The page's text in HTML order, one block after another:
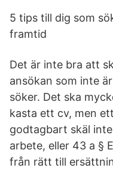
5 tips till dig som
framtid
Det är inte bra att
ansökan som inte
söker. Det ska
kasta ett cv, men
godtagbart skäl
arbete, eller 43 a §
från rätt till